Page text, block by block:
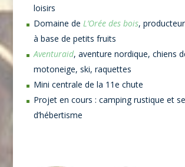
loisirs
Domaine de L’Orée des bois,
à base de petits fruits
Aventuraid, aventure nordique, chiens
motoneige, ski, raquettes
Mini centrale de la 11e chute
Projet en cours : camping rustique et
d’hébertisme